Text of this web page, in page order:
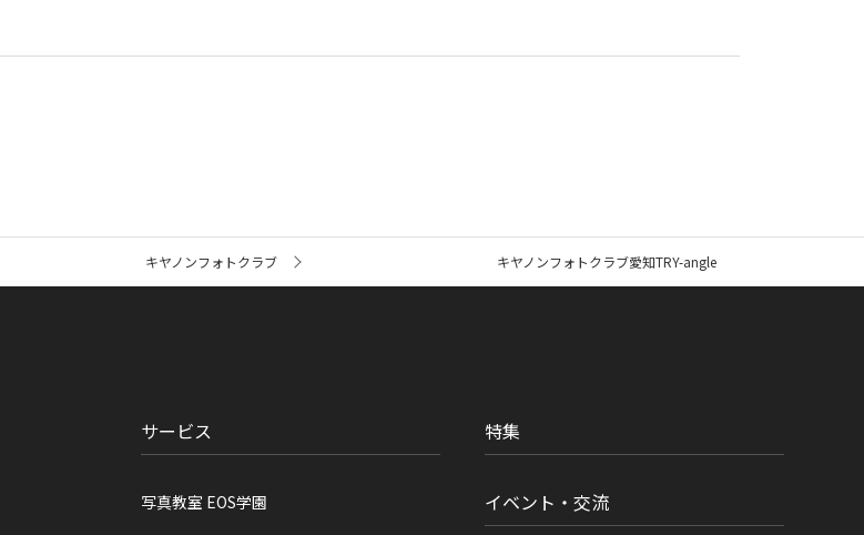
キヤノンフォトクラブ キヤノンフォトクラブ愛知TRY-angle
サービス
写真教室 EOS学園
特集
イベント・交流